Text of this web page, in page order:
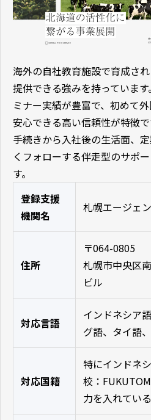
海外の自社教育施設で育成さ
提供できる強みを持っていま
ミナー実績が豊富で、初めて
安心できる高い信頼性が特徴
手続きから入社後の生活面、
くフォローする伴走型のサポ
す。
登録支援
機関名
札幌エージェ
住所
〒064-0805
札幌市中央区
ビル
対応言語
インドネシア
グ語、タイ語
対応国籍
特にインドネ
校：
力を入れている